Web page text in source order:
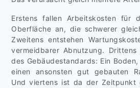
Erstens fallen Arbeitskosten für
Oberfläche an, die schwerer
Zweitens entstehen
vermeidbarer Abnutzung.
des Gebäudestandards: Ein
einen ansonsten gut gebauten
Und viertens ist da der Zeitpunkt